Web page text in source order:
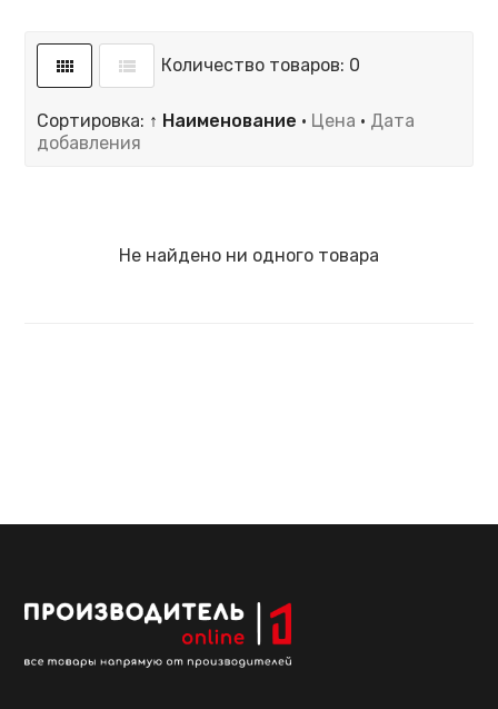
Количество товаров: 0
Сортировка: ↑ Наименование · Цена · Дата
добавления
Не найдено ни одного товара